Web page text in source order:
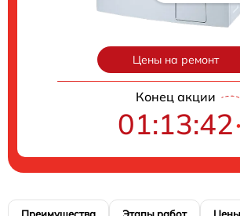
Цены на ремонт
Конец акции
01:13:41